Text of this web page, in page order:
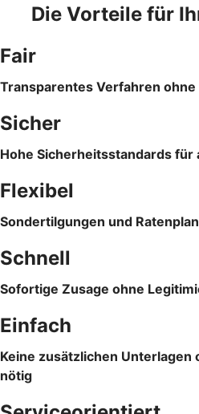
Die Vorteile für
Fair
Transparentes Verfahren
Sicher
Hohe Sicherheitsstandards für
Flexibel
Sondertilgungen und
Schnell
Sofortige Zusage ohne
Einfach
Keine zusätzlichen Unterlagen
nötig